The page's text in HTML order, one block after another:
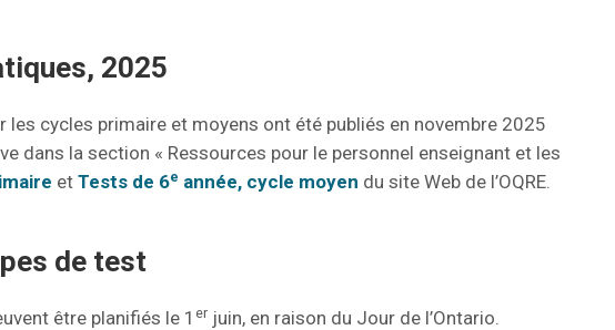
2025
cycles primaire et moyens ont été publiés en novembre 2025
dans la section « Ressources pour le personnel enseignant et les
etTests de 6e année, cycle moyen du site Web de l’OQRE.
de test
être planifiés le 1er juin, en raison du Jour de l’Ontario.